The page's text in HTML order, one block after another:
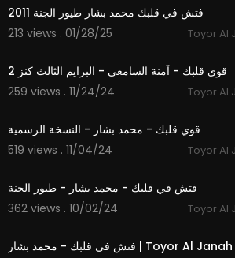
213 views . 01/28/25
قوي قلبك - آمنة السامعي - البرايم الثالث كنز 2
259 views . 11/24/24
قوي قلبك - محمد بشار - النسخة الرسمية
519 views . 11/04/24
فتش في قلبك - محمد بشار - طيور الجنة
362 views . 10/02/24
فتش في قلبك - محمد بشار | Toyor Al Janah